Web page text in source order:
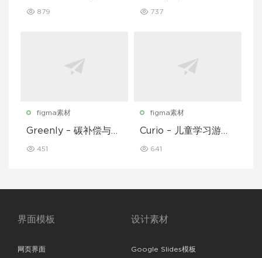
879 737
figma素材
Greenly – 碳补偿与废
I 套件
451
figma素材
Curio – 儿童学习游戏
641
界面模板
网页界面
设计素材
Google Slides模板